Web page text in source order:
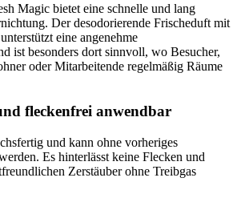
Magic bietet eine schnelle und lang
Der desodorierende Frischeduft mit
eine angenehme
ist besonders dort sinnvoll, wo Besucher,
oder Mitarbeitende regelmäßig Räume
fleckenfrei anwendbar
und kann ohne vorheriges
Es hinterlässt keine Flecken und
Zerstäuber ohne Treibgas